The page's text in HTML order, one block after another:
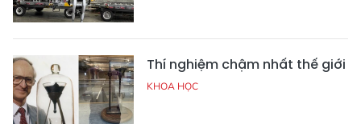
Thí nghiệm chậm nhất thế giới
KHOA HỌC